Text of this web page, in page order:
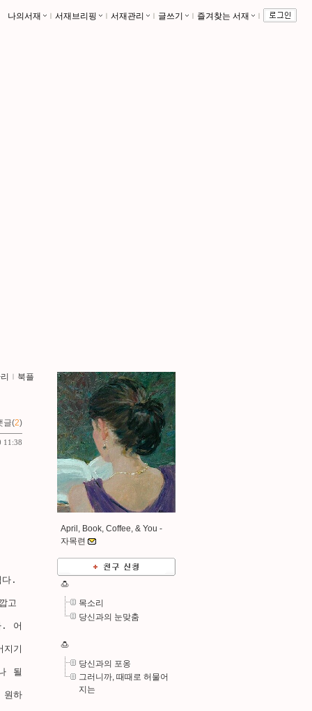
나의서재 ｌ 서재브리핑 ｌ 서재관리 ｌ 글쓰기 ｌ 즐겨찾는 서재 ｌ
ｌ 북플
글(2)
11:38
다.
고
. 어
기
될
하
April, Book, Coffee, & You -
자목련
🍮
목소리
당신과의 눈맞춤
🍮
당신과의 포옹
그러니까, 때때로 허물어
지는